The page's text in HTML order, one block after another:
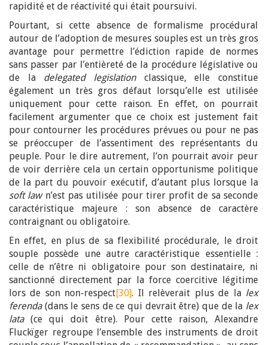
rapidité et de réactivité qui était poursuivi.
Pourtant, si cette absence de formalisme procédural
autour de l’adoption de mesures souples est un très gros
avantage pour permettre l’édiction rapide de normes
sans passer par l’entièreté de la procédure législative ou
de la delegated legislationclassique, elle constitue
également un très gros défaut lorsqu’elle est utilisée
uniquement pour cette raison. En effet, on pourrait
facilement argumenter que ce choix est justement fait
pour contourner les procédures prévues ou pour ne pas
se préoccuper de l’assentiment des représentants du
peuple. Pour le dire autrement, l’on pourrait avoir peur
de voir derrière cela un certain opportunisme politique
de la part du pouvoir exécutif, d’autant plus lorsque la
soft lawn’est pas utilisée pour tirer profit de sa seconde
caractéristique majeure : son absence de caractère
contraignant ou obligatoire.
En effet, en plus de sa flexibilité procédurale, le droit
souple possède une autre caractéristique essentielle :
celle de n’être ni obligatoire pour son destinataire, ni
sanctionné directement par la force coercitive légitime
lors de son non-respect[30]. Il relèverait plus de la lex
ferenda(dans le sens de ce qui devrait être) que de la lex
lata(ce qui doit être). Pour cette raison, Alexandre
Fluckïger regroupe l’ensemble des instruments de droit